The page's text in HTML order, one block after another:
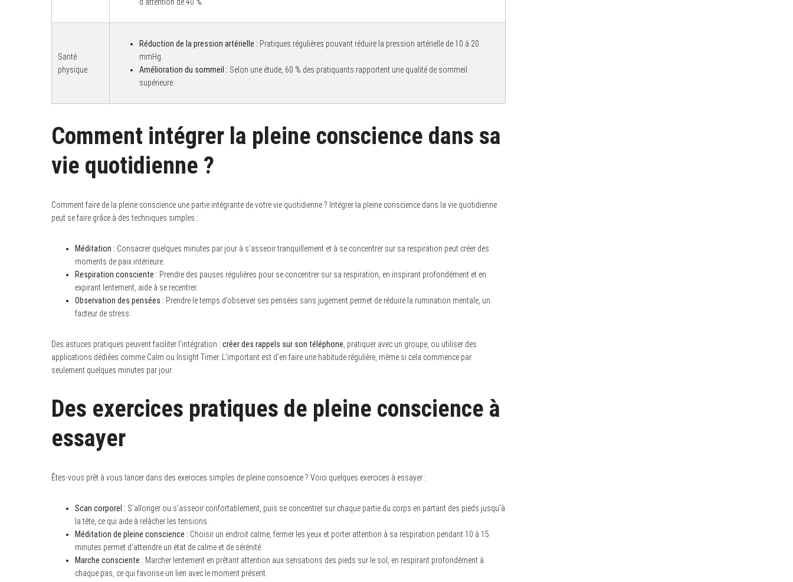
Santé
physique
Réduction de la pression artérielle : Pratiques régulières pouvant réduire la pression artérielle de 10 à 20
mmHg.
Amélioration du sommeil : Selon une étude, 60 % des pratiquants rapportent une qualité de sommeil
supérieure.
Comment intégrer la pleine conscience dans sa
vie quotidienne ?
Comment faire de la pleine conscience une partie intégrante de votre vie quotidienne ? Intégrer la pleine conscience dans la vie quotidienne
peut se faire grâce à des techniques simples :
Méditation : Consacrer quelques minutes par jour à s’asseoir tranquillement et à se concentrer sur sa respiration peut créer des
moments de paix intérieure.
Respiration consciente : Prendre des pauses régulières pour se concentrer sur sa respiration, en inspirant profondément et en
expirant lentement, aide à se recentrer.
Observation des pensées : Prendre le temps d’observer ses pensées sans jugement permet de réduire la rumination mentale, un
facteur de stress.
Des astuces pratiques peuvent faciliter l’intégration : créer des rappels sur son téléphone , pratiquer avec un groupe, ou utiliser des
applications dédiées comme Calm ou Insight Timer. L’important est d’en faire une habitude régulière, même si cela commence par
seulement quelques minutes par jour.
Des exercices pratiques de pleine conscience à
essayer
Êtes-vous prêt à vous lancer dans des exercices simples de pleine conscience ? Voici quelques exercices à essayer :
Scan corporel : S’allonger ou s’asseoir confortablement, puis se concentrer sur chaque partie du corps en partant des pieds jusqu’à
la tête, ce qui aide à relâcher les tensions.
Méditation de pleine conscience : Choisir un endroit calme, fermer les yeux et porter attention à sa respiration pendant 10 à 15
minutes permet d’atteindre un état de calme et de sérénité.
Marche consciente : Marcher lentement en prêtant attention aux sensations des pieds sur le sol, en respirant profondément à
chaque pas, ce qui favorise un lien avec le moment présent.